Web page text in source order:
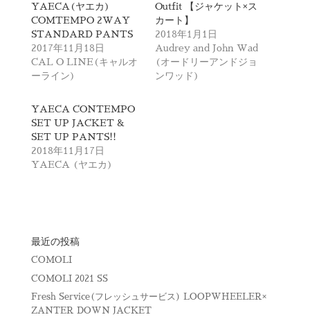
t
t
e
r
で
共
有
(
新
ウ
ィ
ン
ド
ウ
で
開
き
共
有
す
る
に
は
ク
リ
て
く
だ
さ
い
(
新
し
)
YAECA(ヤエカ)
COMTEMPO 2WAY
STANDARD PANTS
2017年11月18日
CAL O LINE(キャルオ
ーライン)
Outfit 【ジャケット×ス
カート】
2018年1月1日
Audrey and John Wad
(オードリーアンドジョ
ンワッド)
YAECA CONTEMPO
SET UP JACKET &
SET UP PANTS!!
2018年11月17日
YAECA (ヤエカ)
最近の投稿
COMOLI
COMOLI 2021 SS
Fresh Service(フレッシュサービス) LOOPWHEELER×
ZANTER DOWN JACKET